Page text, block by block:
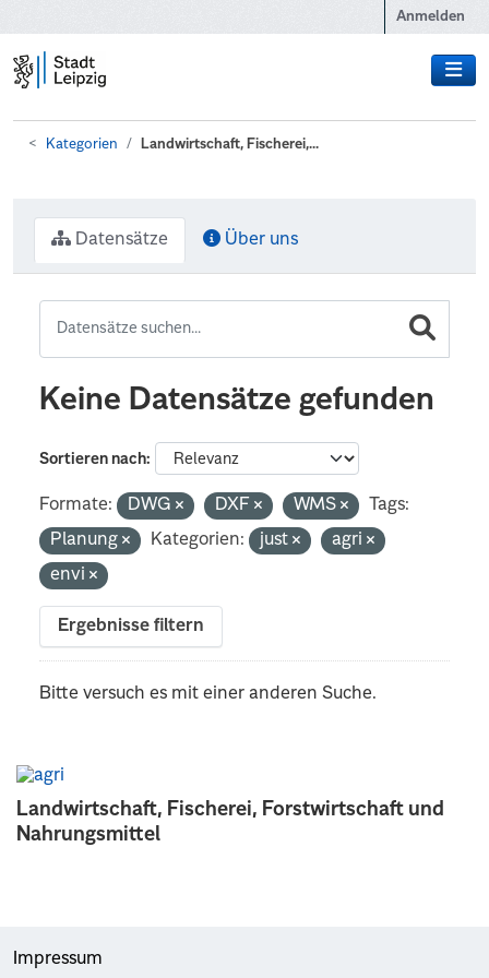
Anmelden
Kategorien Landwirtschaft, Fischerei,...
Landwirtschaft, Fischerei, Forstwirtschaft und
Nahrungsmittel
Datensätze Über uns
Keine Datensätze gefunden
Sortieren nach
Formate: DWG DXF WMS
Tags:
Planung
Kategorien: just
agri
envi
Ergebnisse filtern
Bitte versuch es mit einer anderen Suche.
Impressum